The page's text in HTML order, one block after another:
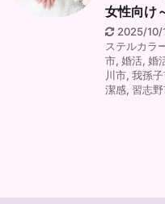
女性向け
2025/10/
ステルカラ
市, 婚活, 婚
川市, 我孫
潔感, 習志